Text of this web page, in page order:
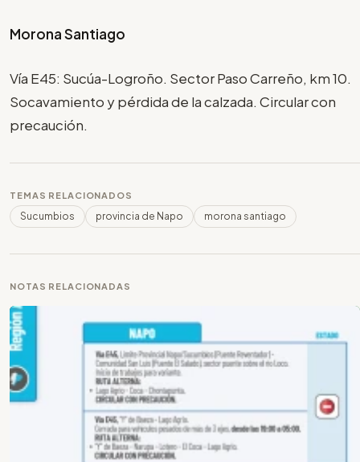
Morona Santiago
Vía E45: Sucúa-Logroño. Sector Paso Carreño, km 10.
Socavamiento y pérdida de la calzada. Circular con
precaución.
TEMAS RELACIONADOS
Sucumbios provincia de Napo morona santiago
NOTAS RELACIONADAS